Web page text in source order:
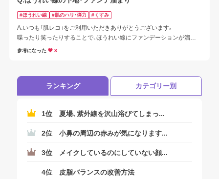
ログアウトしますか？
はい
#ほうれい線 #肌のハリ・弾力 #くすみ
A.いつも「肌レコ」をご利用いただきありがとうございます。
喋ったり笑ったりすることで、ほうれい線にファンデーションが溜ま
ると残念な気持ちになりますよね…
1．下地やファンデーションなどの厚塗り
2．肌が乾燥し、ほうれい線が目立つ
3．頬のハリ・弾力の低下
その他にもほうれい線が目立つ要因はございます。
参考になった 3
ランキング カテゴリー別
1位 夏場、紫外線を沢山浴びてしまっ...
2位 小鼻の周辺の赤みが気になります...
3位 メイクしているのにしていない顔...
4位 皮脂バランスの改善方法